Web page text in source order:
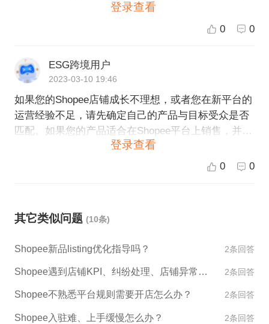
于吸引潜在客户非常重要，通过确保这些元素的完善
务： 提供优质的客户服务可以提高客户满意度和口
碑，从而吸引更多的潜在客户以及促进订单的转化。
4. 寻求专业的跨境电商服务机构的支持： 如果您在跨
境电商平台的运营经验不足，您可以寻求专业的跨境
电商服务机构的支持，例如ESG跨境电商服务团队。
我们可以为您提供全球开店、产品策划、广告投放、
客户服务等一系列全方位的服务，让您的店铺能够更
或者联系我们的客服咨询相关服务详情哦！
登录查看
0 0
ESG跨境用户
2023-03-10 19:46
如果您的Shopee店铺成长不理想，或者您在新平台的
运营经验不足，请先确定自己的产品与目标受众是否
匹配。如果您的产品适合在Shopee平台上销售，并且
您已经明确了目标受众，建议您考虑以下几点： 1.店
铺设计：优化您的店铺设计，包括店铺名称、店铺头
务、售后等。让消费者更清楚和了解您的产品。 3.营
作，如折扣、优惠券、限时抢购、参与品牌搭档等。
同时，在其他社交媒体平台上宣传您的店铺和产品，
物流、售后服务等方面的运营管理，以确保顺畅的订
单管理和顾客满意度。 如果您需要更多的帮助和支
登录查看
0 0
其它类似问题 (10条)
Shopee新品listing优化指导吗？ 2条回答
Shopee遇到店铺KPI、纠纷处理、店铺异常如何处理？ 2条回答
Shopee不熟悉平台规则需要开店怎么办？ 2条回答
Shopee入驻难、上手缓慢怎么办？ 2条回答